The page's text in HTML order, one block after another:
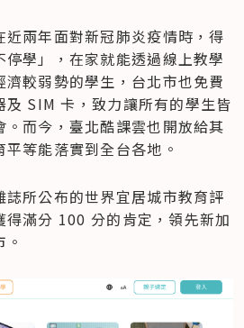
兩年面對新冠肺炎疫情時，得
學」，在家就能透過線上教學
較弱勢的學生，台北市也免費
及 SIM 卡，致力讓所有的學生皆
而今，臺北酷課雲也開放給其
等能落實到全台各地。
所公布的世界宜居城市教育評
得滿分 100 分的肯定，領先新加